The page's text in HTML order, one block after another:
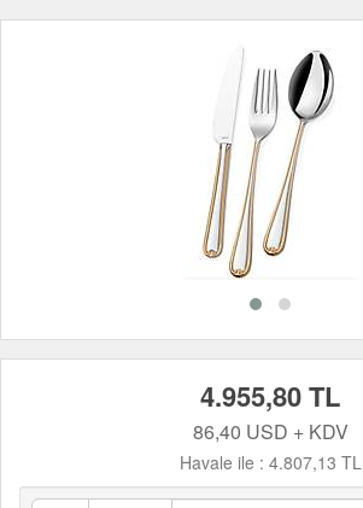
4.955,80 TL
86,40 USD + KDV
Havale ile : 4.807,13 TL